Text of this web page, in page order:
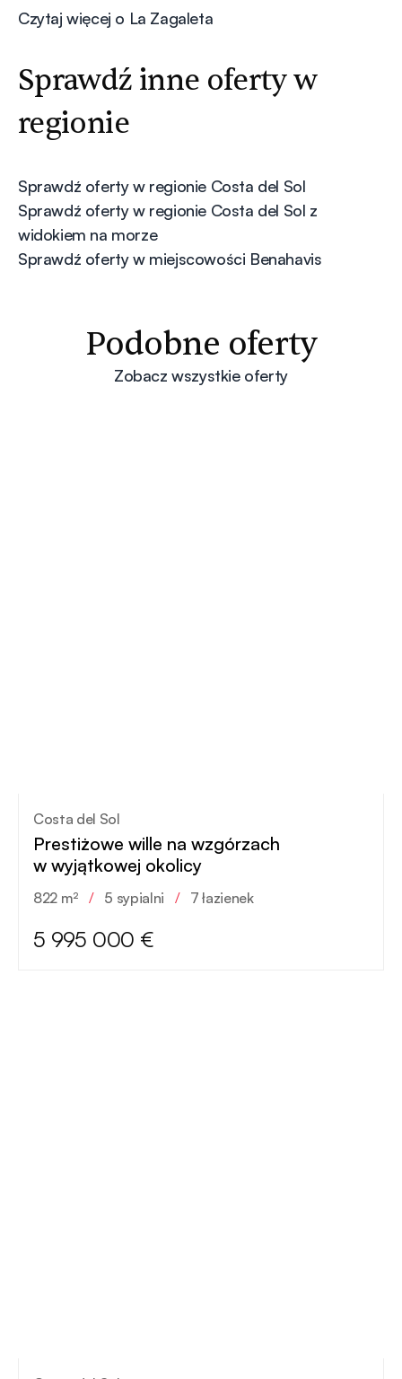
Czytaj więcej o La Zagaleta
Sprawdź inne oferty w
regionie
Sprawdź oferty w regionie Costa del Sol
Sprawdź oferty w regionie Costa del Sol z
widokiem na morze
Sprawdź oferty w miejscowości Benahavis
Podobne oferty
Zobacz wszystkie oferty
Costa del Sol
Prestiżowe wille na wzgórzach
w wyjątkowej okolicy
822 m² / 5 sypialni / 7 łazienek
5 995 000 €